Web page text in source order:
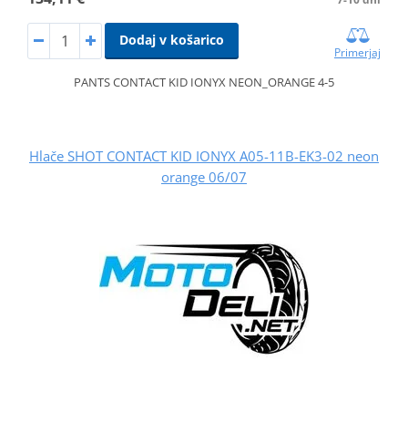
Dodaj v košarico
Primerjaj
PANTS CONTACT KID IONYX NEON_ORANGE 4-5
Hlače SHOT CONTACT KID IONYX A05-11B-EK3-02 neon
orange 06/07